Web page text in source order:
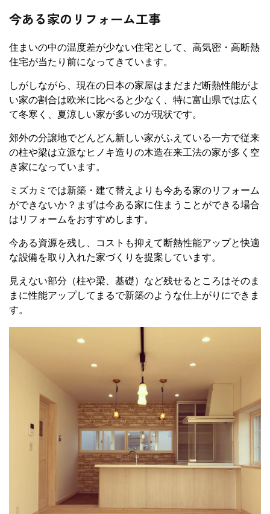
今ある家のリフォーム工事
住まいの中の温度差が少ない住宅として、高気密・高断熱
住宅が当たり前になってきています。
しがしながら、現在の日本の家屋はまだまだ断熱性能がよ
い家の割合は欧米に比べると少なく、特に富山県では広く
て冬寒く、夏涼しい家が多いのが現状です。
郊外の分譲地でどんどん新しい家がふえている一方で従来
の柱や梁は立派なヒノキ造りの木造在来工法の家が多く空
き家になっています。
ミズカミでは新築・建て替えよりも今ある家のリフォーム
ができないか？まずは今ある家に住まうことができる場合
はリフォームをおすすめします。
今ある資源を残し、コストも抑えて断熱性能アップと快適
な設備を取り入れた家づくりを提案しています。
見えない部分（柱や梁、基礎）など残せるところはそのま
まに性能アップしてまるで新築のような仕上がりにできま
す。